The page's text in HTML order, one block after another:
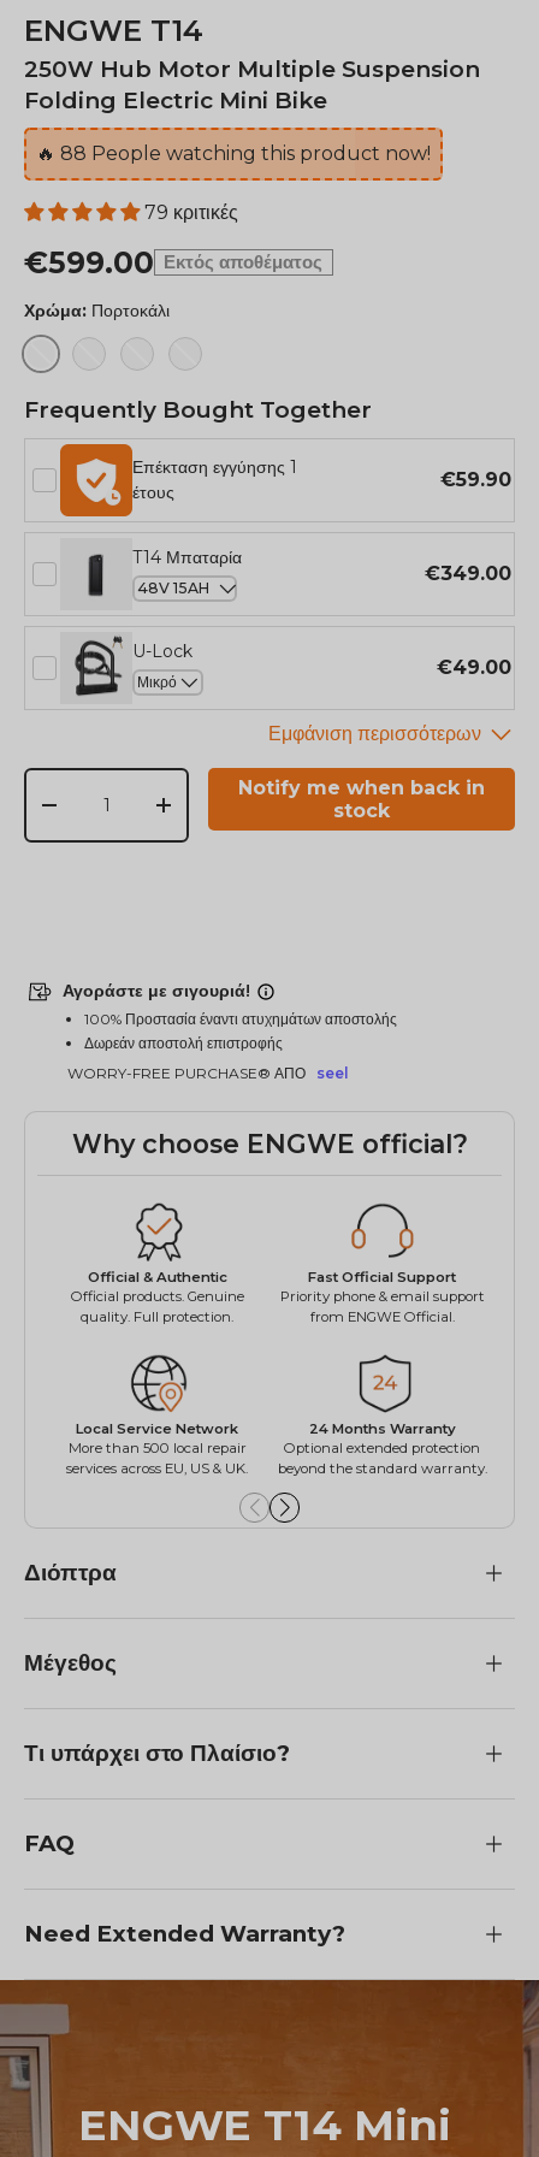
ENGWE T14
250W Hub Motor Multiple Suspension
Folding Electric Mini Bike
🔥 88 People watching this product now!
79 κριτικές
€599.00 Εκτός αποθέματος
Χρώμα: Πορτοκάλι
Πορτοκάλι
Μπλε Γκρί Λευκό
Frequently Bought Together
Επέκταση εγγύησης 1
έτους
€59.90
T14 Μπαταρία
€349.00
U-Lock
€49.00
Ποσ
-
+
Notify me when back in
stock
Αγοράστε με σιγουριά!
100% Προστασία έναντι ατυχημάτων αποστολής
Δωρεάν αποστολή επιστροφής
WORRY-FREE PURCHASE® ΑΠΌ
seel
Why choose ENGWE official?
Official & Authentic
Official products. Genuine
quality. Full protection.
Fast Official Support
Priority phone & email support
from ENGWE Official.
Local Service Network
More than 500 local repair
services across EU, US & UK.
24 Months Warranty
Optional extended protection
beyond the standard warranty.
Διόπτρα
Μέγεθος
Τι υπάρχει στο Πλαίσιο?
FAQ
Need Extended Warranty?
ENGWE T14Mini